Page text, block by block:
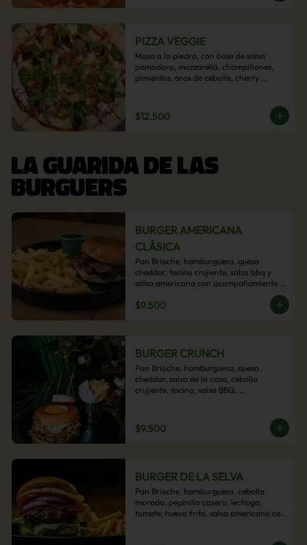
PIZZA VEGGIE
Masa a la piedra, con base de salsa
pomodoro, mozzarella, champiñones,
pimientos, aros de cebolla, cherry
$12.500
LA GUARIDA DE LAS
BURGUERS
BURGER AMERICANA
CLÁSICA
Pan Brioche, hamburguesa, queso
cheddar, tocino crujiente, salsa bbq y
salsa americana con acompañamiento
$9.500
BURGER CRUNCH
Pan Brioche, hamburguesa, queso
cheddar, salsa de la casa, cebolla
crujiente, tocino, salsa BBQ,
$9.500
BURGER DE LA SELVA
Pan Brioche, hamburguesa, cebolla
morada, pepinillo casero, lechuga,
tomate, huevo frito, salsa americana con